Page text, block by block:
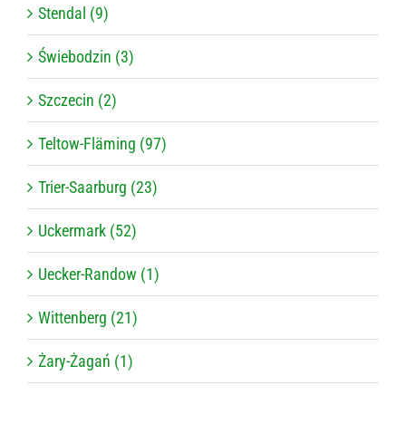
Stendal (9)
Świebodzin (3)
Szczecin (2)
Teltow-Fläming (97)
Trier-Saarburg (23)
Uckermark (52)
Uecker-Randow (1)
Wittenberg (21)
Żary-Żagań (1)